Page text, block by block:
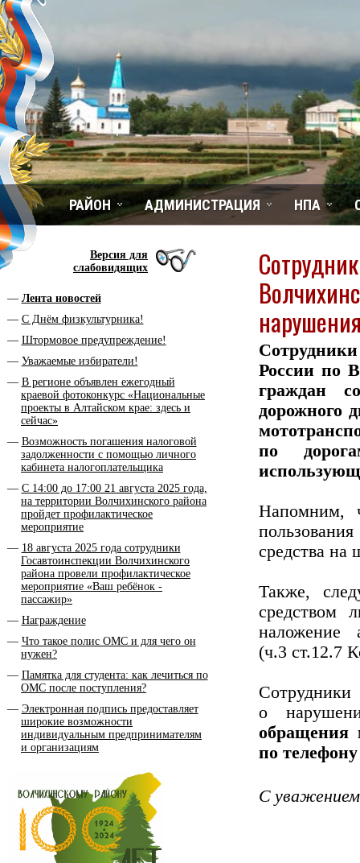
РАЙОН АДМИНИСТРАЦИЯ НПА
Версия для
слабовидящих
Лента новостей
С Днём физкультурника!
Штормовое предупреждение!
Уважаемые избиратели!
В регионе объявлен ежегодный
краевой фотоконкурс «Национальные
проекты в Алтайском крае: здесь и
сейчас»
Возможность погашения налоговой
задолженности с помощью личного
кабинета налогоплательщика
С 14:00 до 17:00 21 августа 2025 года,
на территории Волчихинского района
пройдет профилактическое
мероприятие
18 августа 2025 года сотрудники
Госавтоинспекции Волчихинского
района провели профилактическое
мероприятие «Ваш ребёнок -
пассажир»
Награждение
Что такое полис ОМС и для чего он
нужен?
Памятка для студента: как лечиться по
ОМС после поступления?
Электронная подпись предоставляет
широкие возможности
индивидуальным предпринимателям
и организациям
России по
граждан
дорожного
по
Напомним,
средства на
Также,
средством
наложение
(ч.3 ст.12.7
о
обращения
по
С